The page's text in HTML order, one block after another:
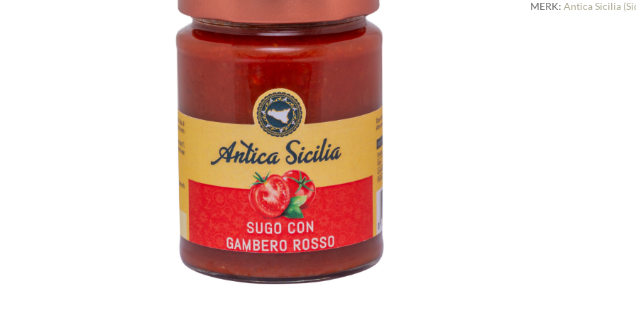
MERK:Antica Sicilia